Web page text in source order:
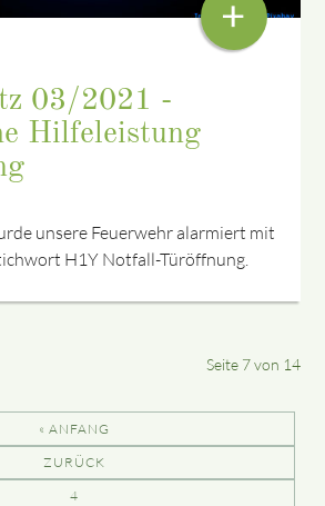
03/2021 -
Hilfeleistung
unsere Feuerwehr alarmiert mit
H1Y Notfall-Türöffnung.
+
Seite 7 von 14
« ANFANG
ZURÜCK
4